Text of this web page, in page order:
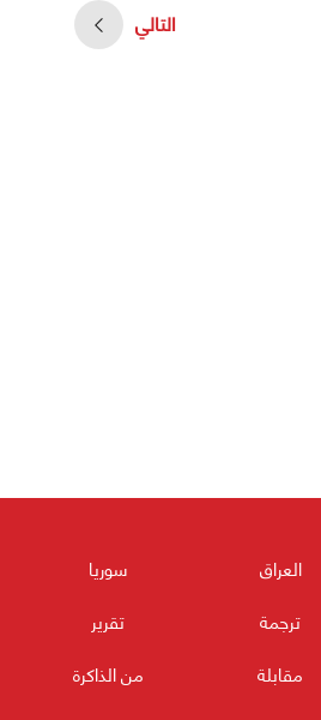
التالي
العراق
سوريا
ترجمة
تقرير
مقابلة
من الذاكرة